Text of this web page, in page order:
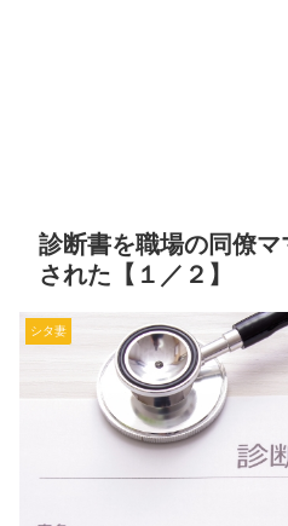
診断書を職場の同僚
された【１／２】
シタ妻